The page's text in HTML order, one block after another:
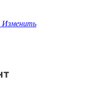
Изменить